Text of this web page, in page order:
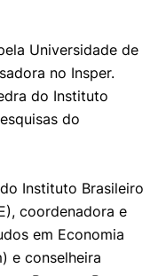
Universidade de
no Insper.
do Instituto
do
Instituto Brasileiro
coordenadora e
em Economia
e conselheira